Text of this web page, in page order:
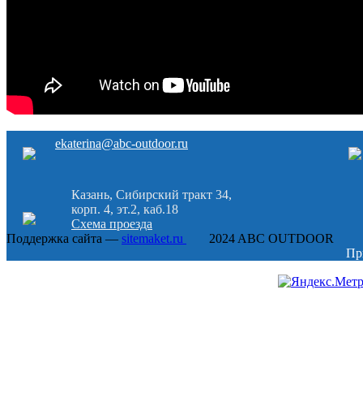
ekaterina@abc-outdoor.ru
Казань, Сибирский тракт 34,
корп. 4, эт.2, каб.18
Схема проезда
Поддержка сайта — sitemaket.ru
2024 ABC OUTDOOR